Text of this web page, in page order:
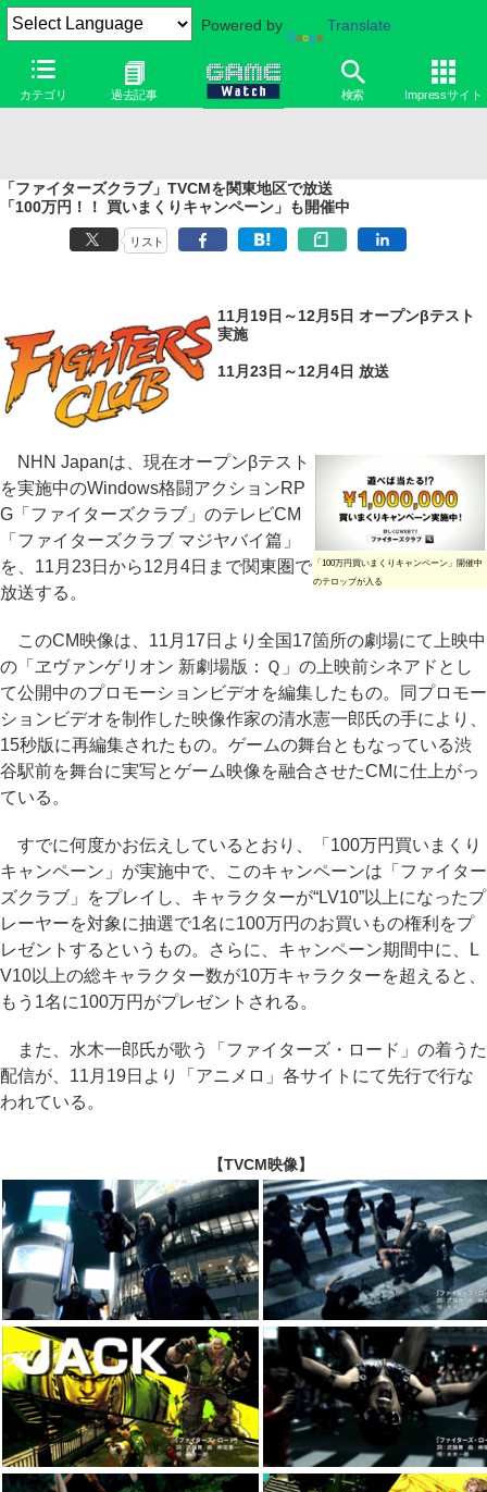
Powered by Translate
カテゴリ 過去記事 検索 Impressサイト
「ファイターズクラブ」TVCMを関東地区で放送
「100万円！！ 買いまくりキャンペーン」も開催中
リスト
11月19日～12月5日 オープンβテスト
実施
11月23日～12月4日 放送
「100万円買いまくりキャンペーン」開催中
のテロップが入る
NHN Japanは、現在オープンβテスト
を実施中のWindows格闘アクションRP
G「ファイターズクラブ」のテレビCM
「ファイターズクラブ マジヤバイ篇」
を、11月23日から12月4日まで関東圏で
放送する。
このCM映像は、11月17日より全国17箇所の劇場にて上映中
の「ヱヴァンゲリオン 新劇場版：Ｑ」の上映前シネアドとし
て公開中のプロモーションビデオを編集したもの。同プロモー
ションビデオを制作した映像作家の清水憲一郎氏の手により、
15秒版に再編集されたもの。ゲームの舞台ともなっている渋
谷駅前を舞台に実写とゲーム映像を融合させたCMに仕上がっ
ている。
すでに何度かお伝えしているとおり、「100万円買いまくり
キャンペーン」が実施中で、このキャンペーンは「ファイター
ズクラブ」をプレイし、キャラクターが“LV10”以上になったプ
レーヤーを対象に抽選で1名に100万円のお買いもの権利をプ
レゼントするというもの。さらに、キャンペーン期間中に、L
V10以上の総キャラクター数が10万キャラクターを超えると、
もう1名に100万円がプレゼントされる。
また、水木一郎氏が歌う「ファイターズ・ロード」の着うた
配信が、11月19日より「アニメロ」各サイトにて先行で行な
われている。
【TVCM映像】